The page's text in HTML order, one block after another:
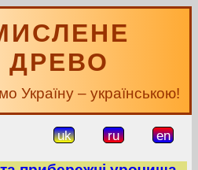
ДРЕВО
Україну – українською!
uk ru en